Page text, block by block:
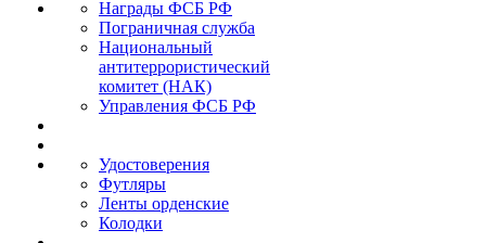
Награды ФСБ РФ
Пограничная служба
Национальный
антитеррористический
комитет (НАК)
Управления ФСБ РФ
Удостоверения
Футляры
Ленты орденские
Колодки